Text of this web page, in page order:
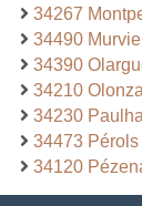
34267
34490
34390
34210
34230
34473 Pérols
34120